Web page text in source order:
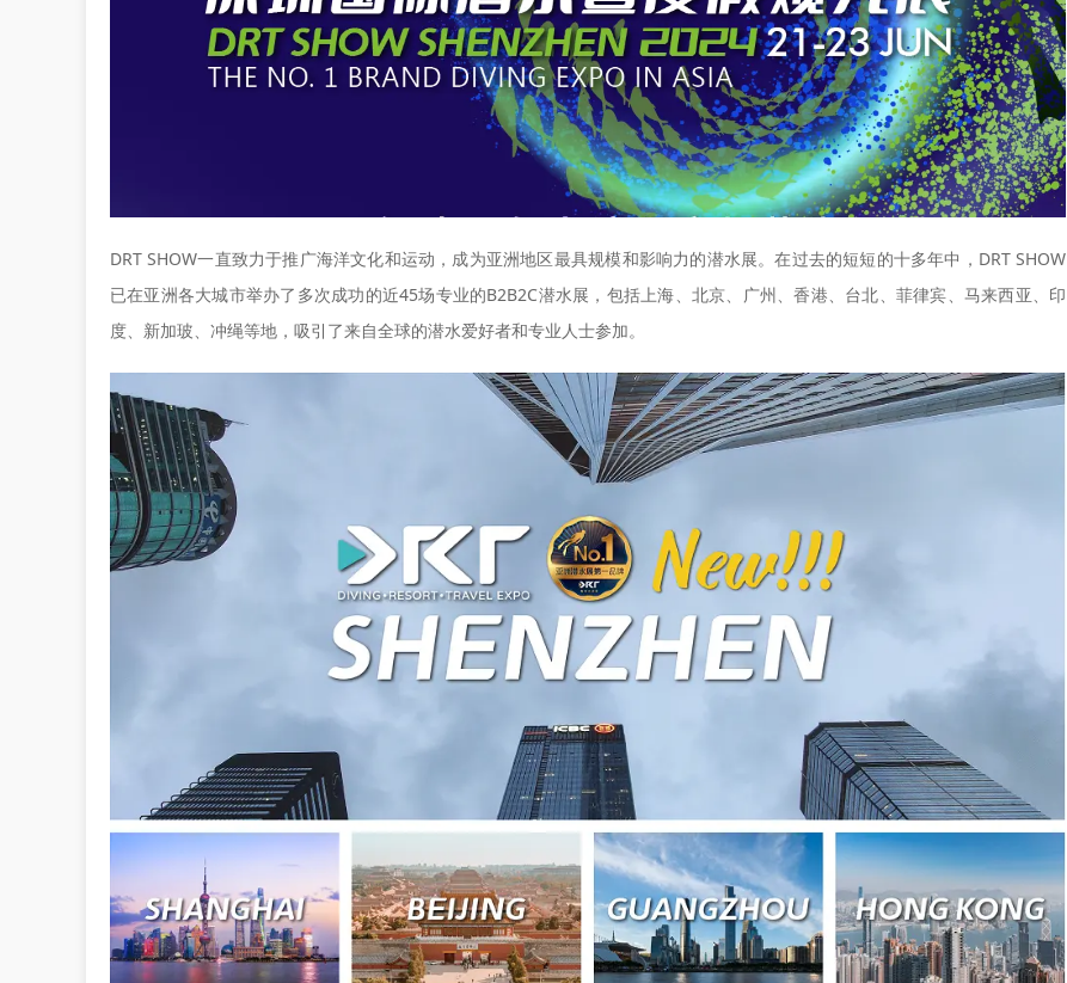
DRT SHOW一直致力于推广海洋文化和运动，成为亚洲地区最具规模和影响力的潜水展。在过去的短短的十多年中，DRT SHOW
已在亚洲各大城市举办了多次成功的近45场专业的B2B2C潜水展，包括上海、北京、广州、香港、台北、菲律宾、马来西亚、印
度、新加玻、冲绳等地，吸引了来自全球的潜水爱好者和专业人士参加。